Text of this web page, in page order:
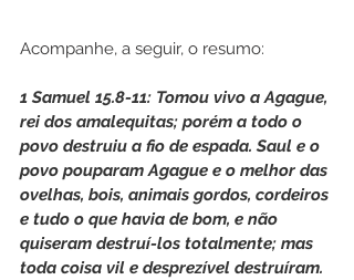
Acompanhe, a seguir, o resumo:
1 Samuel 15.8-11: Tomou vivo a Agague,
rei dos amalequitas; porém a todo o
povo destruiu a fio de espada. Saul e o
povo pouparam Agague e o melhor das
ovelhas, bois, animais gordos, cordeiros
e tudo o que havia de bom, e não
quiseram destruí-los totalmente; mas
toda coisa vil e desprezível destruíram.